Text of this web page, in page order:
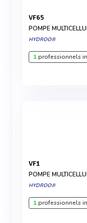
VF65
POMPE
HYDROO®
1professionnels
VF1
POMPE
HYDROO®
1professionnels